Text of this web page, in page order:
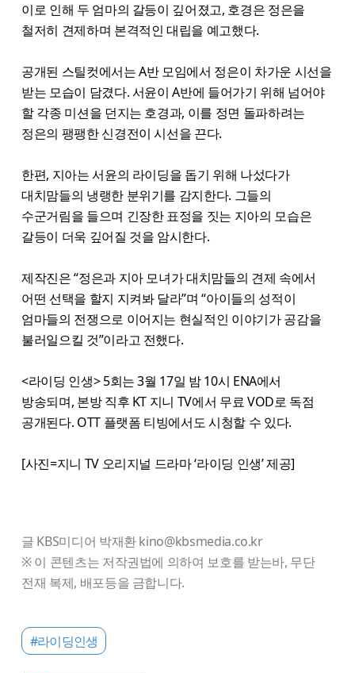
이로 인해 두 엄마의 갈등이 깊어졌고, 호경은 정은을
철저히 견제하며 본격적인 대립을 예고했다.
공개된 스틸컷에서는 A반 모임에서 정은이 차가운 시선을
받는 모습이 담겼다. 서윤이 A반에 들어가기 위해 넘어야
할 각종 미션을 던지는 호경과, 이를 정면 돌파하려는
정은의 팽팽한 신경전이 시선을 끈다.
한편, 지아는 서윤의 라이딩을 돕기 위해 나섰다가
대치맘들의 냉랭한 분위기를 감지한다. 그들의
수군거림을 들으며 긴장한 표정을 짓는 지아의 모습은
갈등이 더욱 깊어질 것을 암시한다.
제작진은 “정은과 지아 모녀가 대치맘들의 견제 속에서
어떤 선택을 할지 지켜봐 달라”며 “아이들의 성적이
엄마들의 전쟁으로 이어지는 현실적인 이야기가 공감을
불러일으킬 것”이라고 전했다.
<라이딩 인생> 5회는 3월 17일 밤 10시 ENA에서
방송되며, 본방 직후 KT 지니 TV에서 무료 VOD로 독점
공개된다. OTT 플랫폼 티빙에서도 시청할 수 있다.
[사진=지니 TV 오리지널 드라마 ‘라이딩 인생’ 제공]
글 KBS미디어 박재환 kino@kbsmedia.co.kr
※ 이 콘텐츠는 저작권법에 의하여 보호를 받는바, 무단
전재 복제, 배포등을 금합니다.
#라이딩인생